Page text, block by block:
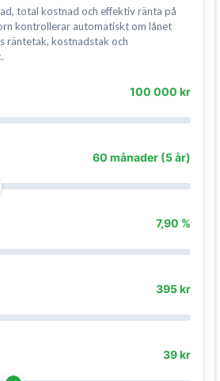
total kostnad och effektiv ränta på
kontrollerar automatiskt om lånet
räntetak, kostnadstak och
100 000 kr
60 månader (5 år)
7,90 %
395 kr
39 kr